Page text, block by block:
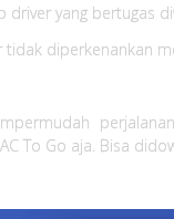
driver yang bertugas
tidak diperkenankan
To Go aja. Bisa